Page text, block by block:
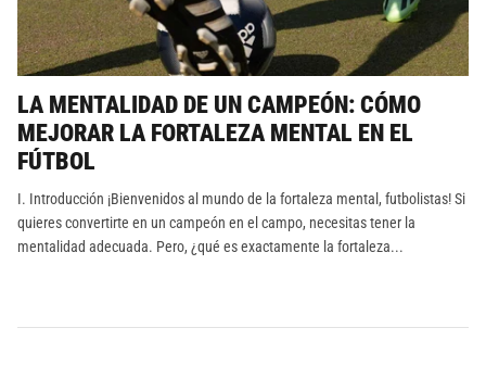
LA MENTALIDAD DE UN CAMPEÓN: CÓMO
MEJORAR LA FORTALEZA MENTAL EN EL
FÚTBOL
I. Introducción ¡Bienvenidos al mundo de la fortaleza mental, futbolistas! Si
quieres convertirte en un campeón en el campo, necesitas tener la
mentalidad adecuada. Pero, ¿qué es exactamente la fortaleza...